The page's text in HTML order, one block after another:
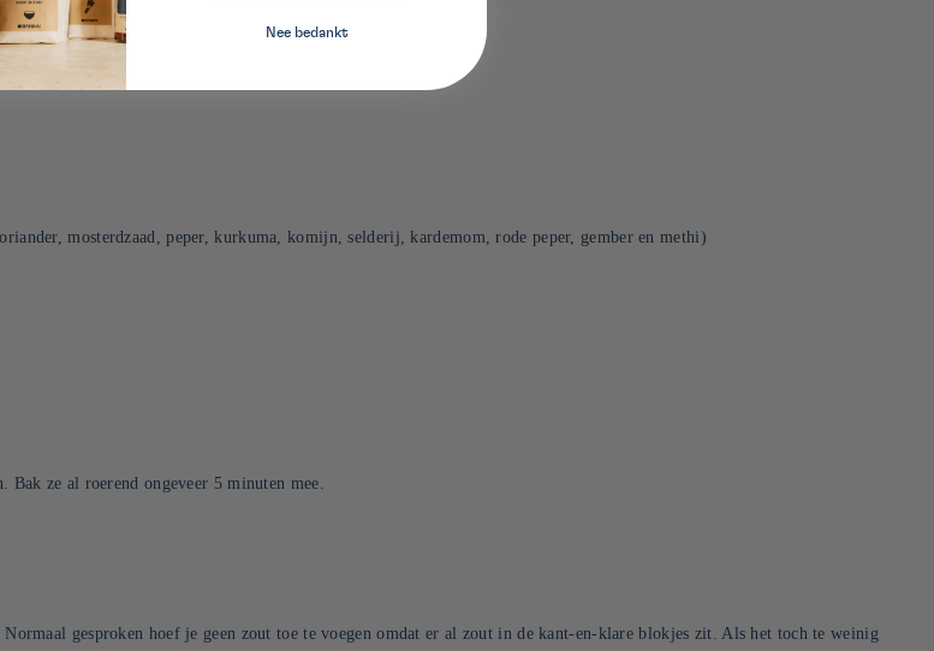
mosterdzaad, peper, kurkuma, komijn, selderij, kardemom, rode peper, gember en methi)
ze al roerend ongeveer 5 minuten mee.
gesproken hoef je geen zout toe te voegen omdat er al zout in de kant-en-klare blokjes zit. Als het toch te weinig
Nee bedankt